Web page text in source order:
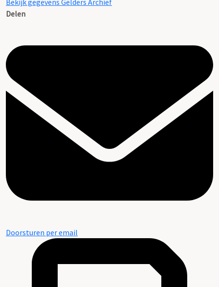
Bekijk gegevens Gelders Archief
Delen
Doorsturen per email